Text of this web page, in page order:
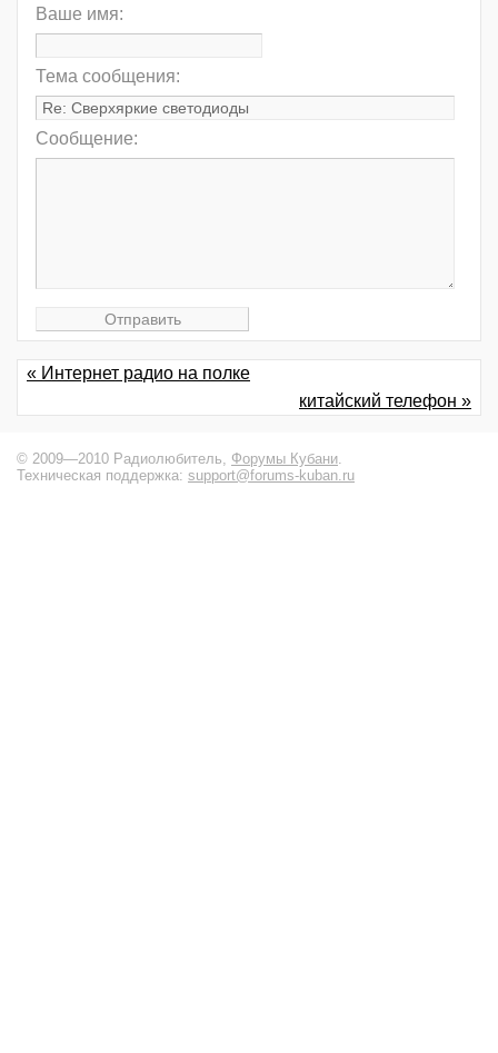
Ваше имя:
Тема сообщения:
Сообщение:
« Интернет радио на полке
китайский телефон »
© 2009—2010 Радиолюбитель, Форумы Кубани.
Техническая поддержка: support@forums-kuban.ru